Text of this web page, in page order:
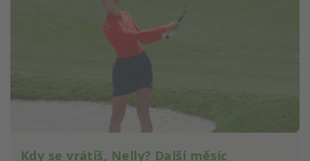
Kdy se vrátíš, Nelly? Další měsíc